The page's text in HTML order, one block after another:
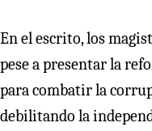
En el escrito, los
pese a presentar la
para combatir la
debilitando la